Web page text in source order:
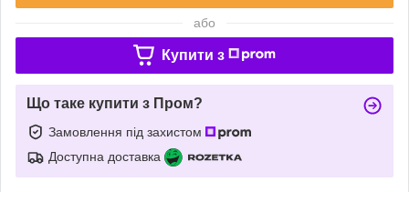
або
Купити з
Що таке купити з Пром?
Замовлення під захистом
Доступна доставка